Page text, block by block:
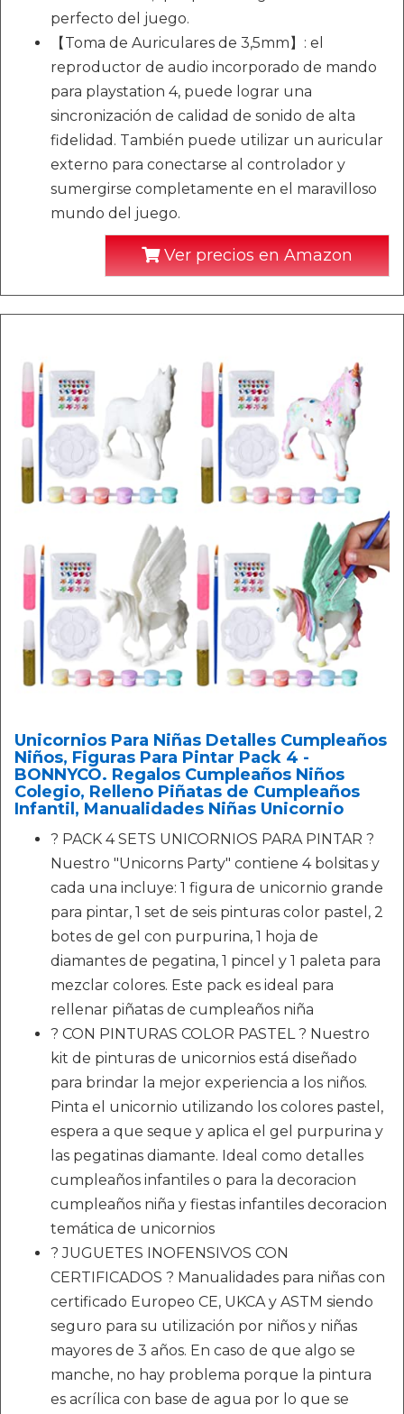
perfecto del juego.
【Toma de Auriculares de 3,5mm】: el
reproductor de audio incorporado de mando
para playstation 4, puede lograr una
sincronización de calidad de sonido de alta
fidelidad. También puede utilizar un auricular
externo para conectarse al controlador y
sumergirse completamente en el maravilloso
mundo del juego.
Ver precios en Amazon
Unicornios Para Niñas Detalles Cumpleaños
Niños, Figuras Para Pintar Pack 4 -
BONNYCO. Regalos Cumpleaños Niños
Colegio, Relleno Piñatas de Cumpleaños
Infantil, Manualidades Niñas Unicornio
? PACK 4 SETS UNICORNIOS PARA PINTAR ?
Nuestro "Unicorns Party" contiene 4 bolsitas y
cada una incluye: 1 figura de unicornio grande
para pintar, 1 set de seis pinturas color pastel, 2
botes de gel con purpurina, 1 hoja de
diamantes de pegatina, 1 pincel y 1 paleta para
mezclar colores. Este pack es ideal para
rellenar piñatas de cumpleaños niña
? CON PINTURAS COLOR PASTEL ? Nuestro
kit de pinturas de unicornios está diseñado
para brindar la mejor experiencia a los niños.
Pinta el unicornio utilizando los colores pastel,
espera a que seque y aplica el gel purpurina y
las pegatinas diamante. Ideal como detalles
cumpleaños infantiles o para la decoracion
cumpleaños niña y fiestas infantiles decoracion
temática de unicornios
? JUGUETES INOFENSIVOS CON
CERTIFICADOS ? Manualidades para niñas con
certificado Europeo CE, UKCA y ASTM siendo
seguro para su utilización por niños y niñas
mayores de 3 años. En caso de que algo se
manche, no hay problema porque la pintura
es acrílica con base de agua por lo que se